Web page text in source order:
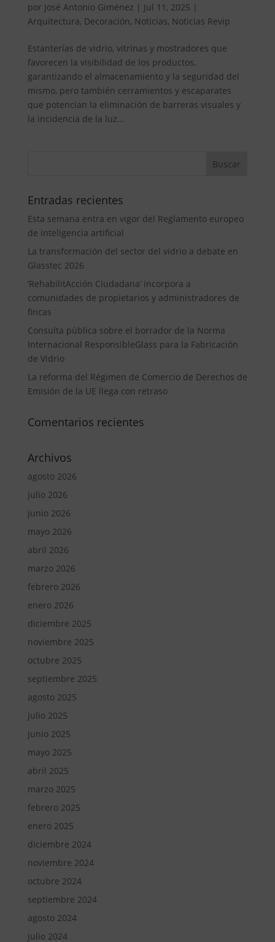
por José Antonio Giménez | Jul 11, 2025 |
Arquitectura, Decoración, Noticias, Noticias Revip
Estanterías de vidrio, vitrinas y mostradores que
favorecen la visibilidad de los productos,
garantizando el almacenamiento y la seguridad del
mismo, pero también cerramientos y escaparates
que potencian la eliminación de barreras visuales y
la incidencia de la luz...
Entradas recientes
Esta semana entra en vigor del Reglamento europeo
de inteligencia artificial
La transformación del sector del vidrio a debate en
Glasstec 2026
‘RehabilitAcción Ciudadana’ incorpora a
comunidades de propietarios y administradores de
fincas
Consulta pública sobre el borrador de la Norma
Internacional ResponsibleGlass para la Fabricación
de Vidrio
La reforma del Régimen de Comercio de Derechos de
Emisión de la UE llega con retraso
Comentarios recientes
Archivos
agosto 2026
julio 2026
junio 2026
mayo 2026
abril 2026
marzo 2026
febrero 2026
enero 2026
diciembre 2025
noviembre 2025
octubre 2025
septiembre 2025
agosto 2025
julio 2025
junio 2025
mayo 2025
abril 2025
marzo 2025
febrero 2025
enero 2025
diciembre 2024
noviembre 2024
octubre 2024
septiembre 2024
agosto 2024
julio 2024